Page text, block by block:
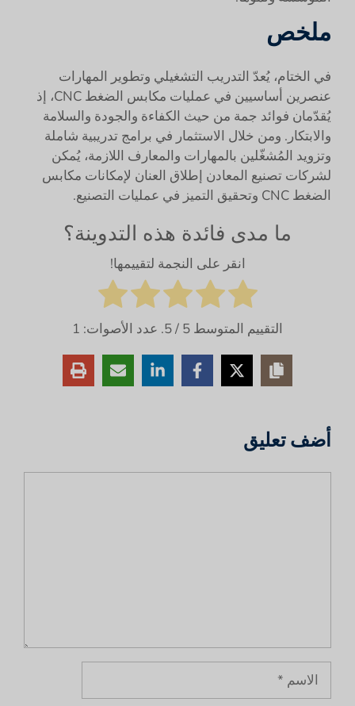
ملخص
في الختام، يُعدّ التدريب التشغيلي وتطوير المهارات
عنصرين أساسيين في عمليات مكابس الضغط CNC، إذ
يُقدّمان فوائد جمة من حيث الكفاءة والجودة والسلامة
والابتكار. ومن خلال الاستثمار في برامج تدريبية شاملة
وتزويد المُشغّلين بالمهارات والمعارف اللازمة، يُمكن
لشركات تصنيع المعادن إطلاق العنان لإمكانات مكابس
الضغط CNC وتحقيق التميز في عمليات التصنيع.
ما مدى فائدة هذه التدوينة؟
انقر على النجمة لتقييمها!
التقييم المتوسط 5 / 5. عدد الأصوات: 1
أضف تعليق
الاسم